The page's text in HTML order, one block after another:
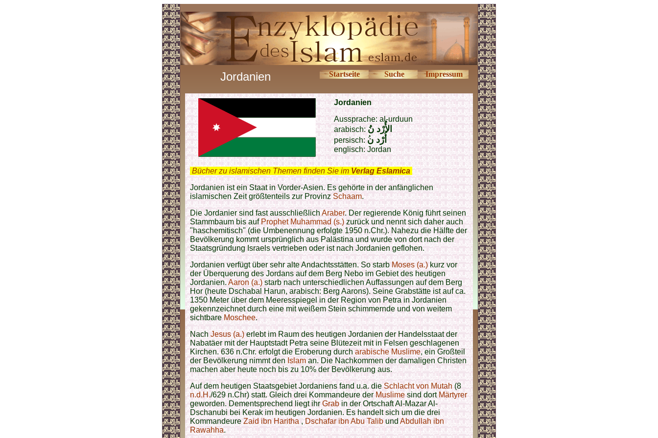
Jordanien Startseite Suche Impressum
Jordanien
Aussprache: al-urduun
arabisch: الأُرْد نُ
persisch: أُرْدن
englisch: Jordan
Bücher zu islamischen Themen finden Sie im Verlag Eslamica
Jordanien ist ein Staat in Vorder-Asien. Es gehörte in der anfänglichen
islamischen Zeit größtenteils zur ProvinzSchaam.
Die Jordanier sind fast ausschließlichAraber. Der regierende König führt seinen
Stammbaum bis aufProphet Muhammad (s.)zurück und nennt sich daher auch
"haschemitisch" (die Umbenennung erfolgte 1950 n.Chr.). Nahezu die Hälfte der
Bevölkerung kommt ursprünglich aus Palästina und wurde von dort nach der
Staatsgründung Israels vertrieben oder ist nach Jordanien geflohen.
Jordanien verfügt über sehr alte Andachtsstätten. So starb Moses (a.)kurz vor
der Überquerung des Jordans auf dem Berg Nebo im Gebiet des heutigen
Jordanien.Aaron (a.)starb nach unterschiedlichen Auffassungen auf dem Berg
Hor (heute Dschabal Harun, arabisch: Berg Aarons). Seine Grabstätte ist auf ca.
1350 Meter über dem Meeresspiegel in der Region von Petra in Jordanien
gekennzeichnet durch eine mit weißem Stein schimmernde und von weitem
sichtbareMoschee.
NachJesus (a.)erlebt im Raum des heutigen Jordanien der Handelsstaat der
Nabatäer mit der Hauptstadt Petra seine Blütezeit mit in Felsen geschlagenen
Kirchen. 636 n.Chr. erfolgt die Eroberung durcharabische Muslime, ein Großteil
der Bevölkerung nimmt denIslaman. Die Nachkommen der damaligen Christen
machen aber heute noch bis zu 10% der Bevölkerung aus.
Auf dem heutigen Staatsgebiet Jordaniens fand u.a. dieSchlacht von Mutah(8
n.d.H./629 n.Chr) statt. Gleich drei Kommandeure derMuslimesind dortMärtyrer
geworden. Dementsprechend liegt ihrGrabin der Ortschaft Al-Mazar Al-
Dschanubi bei Kerak im heutigen Jordanien. Es handelt sich um die drei
KommandeureZaid ibn Haritha ,Dschafar ibn Abu TalibundAbdullah ibn
Rawahha.